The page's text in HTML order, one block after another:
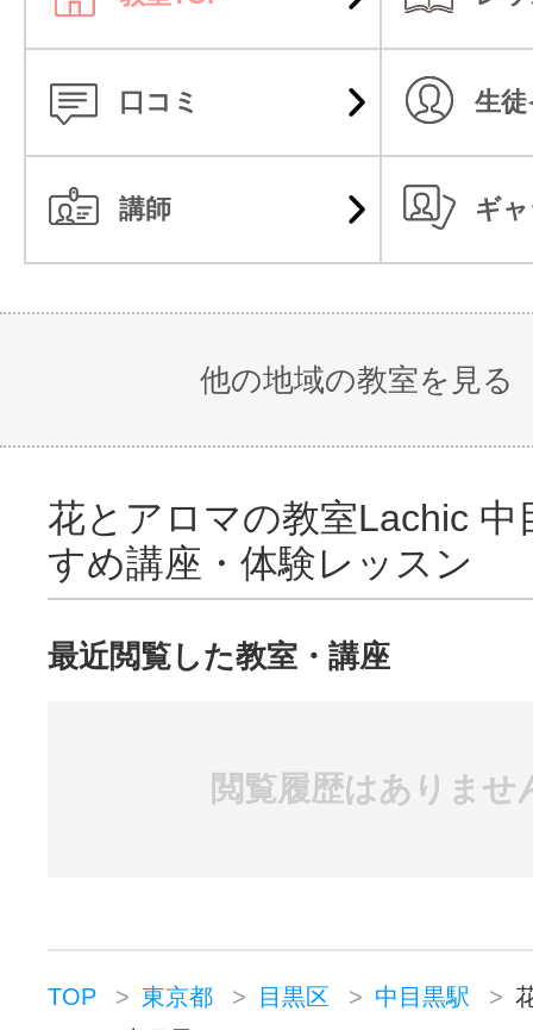
ルコース
キャンドル・フ
レグランス専科
ルコース
アドヴァンスコ
～トライアルレッスンもご用意～
初めて受講される方に限り、トラ
イアルレッスンとして、フラワー
アレンジメント＆アロマテラピー
まずはお気軽にお越しください♪
口コミ 生
講師 ギ
他の地域の教室を見る
花とアロマの教室Lachic 中
すめ講座・体験レッスン
最近閲覧した教室・講座
閲覧履歴はありませ
TOP 東京都 目黒区 中目黒駅